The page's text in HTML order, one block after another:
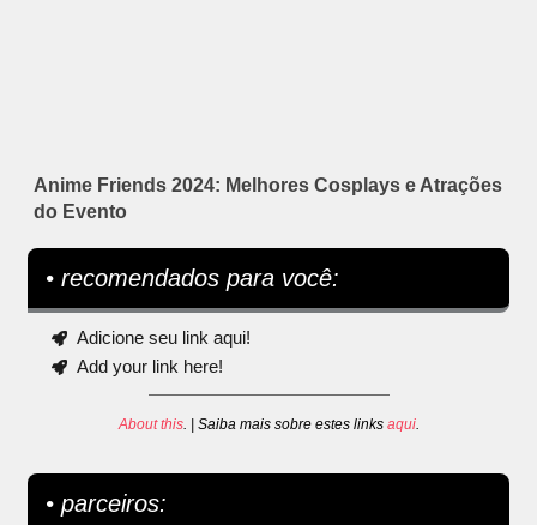
Anime Friends 2024: Melhores Cosplays e Atrações
do Evento
• recomendados para você:
Adicione seu link aqui!
Add your link here!
About this. | Saiba mais sobre estes links aqui.
• parceiros: